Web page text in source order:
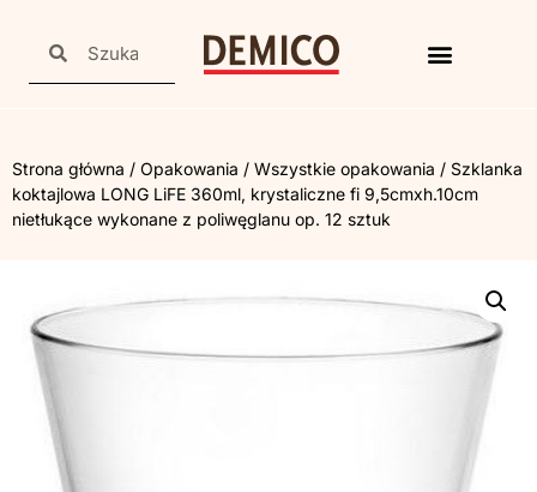
Strona główna / Opakowania / Wszystkie opakowania / Szklanka
koktajlowa LONG LiFE 360ml, krystaliczne fi 9,5cmxh.10cm
nietłukące wykonane z poliwęglanu op. 12 sztuk